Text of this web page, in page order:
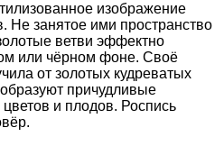
изображение
Не занятое ими пространство
ветви эффектно
или чёрном фоне. Своё
от золотых кудреватых
причудливые
и плодов. Роспись